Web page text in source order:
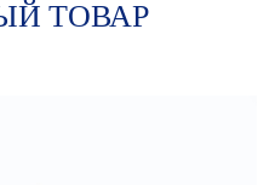
ТОВАР